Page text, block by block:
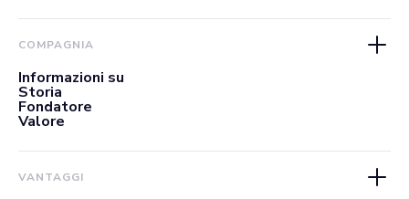
COMPAGNIA
Informazioni su
Storia
Fondatore
Valore
VANTAGGI